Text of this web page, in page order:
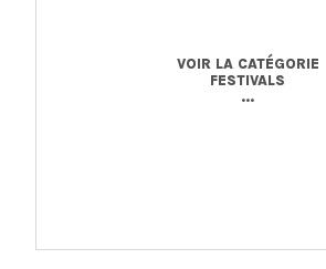
VOIR LA CATÉGORIE
FESTIVALS
...